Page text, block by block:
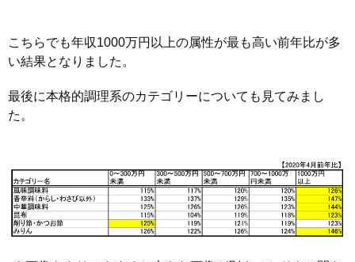
こちらでも年収1000万円以上の属性が最も高い前年比が多
い結果となりました。
最後に本格的調理系のカテゴリーについても見てみまし
た。